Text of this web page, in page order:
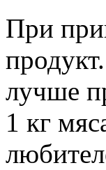
При
лучше
1 кг